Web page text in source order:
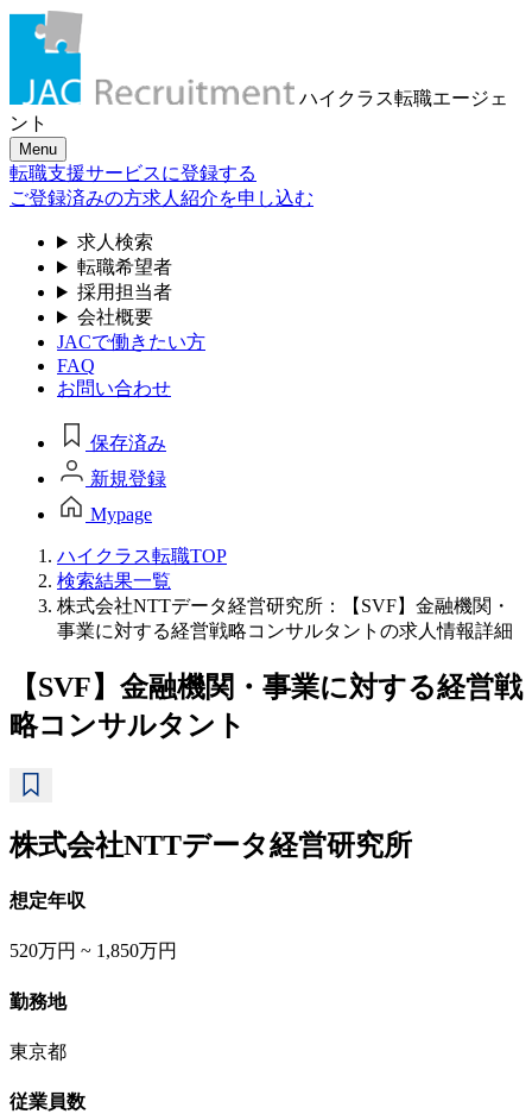
ハイクラス転職エージェ
ント
Menu
転職支援サービスに登録する
ご登録済みの方求人紹介を申し込む
求人検索
転職希望者
採用担当者
会社概要
JACで働きたい方
FAQ
お問い合わせ
保存済み
新規登録
Mypage
ハイクラス転職TOP
検索結果一覧
株式会社NTTデータ経営研究所：【SVF】金融機関・
事業に対する経営戦略コンサルタントの求人情報詳細
【SVF】金融機関・事業に対する経営戦
略コンサルタント
株式会社NTTデータ経営研究所
想定年収
520万円 ~ 1,850万円
勤務地
東京都
従業員数